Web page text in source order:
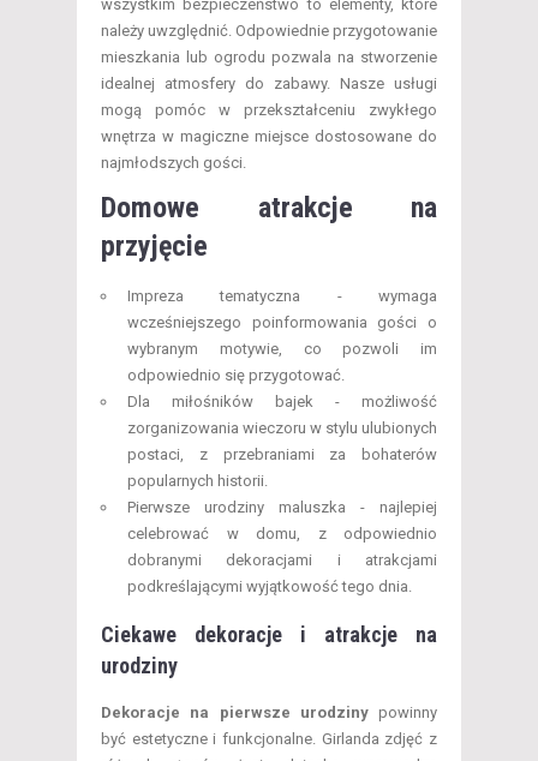
wszystkim bezpieczeństwo to elementy, które
należy uwzględnić. Odpowiednie przygotowanie
mieszkania lub ogrodu pozwala na stworzenie
idealnej atmosfery do zabawy. Nasze usługi
mogą pomóc w przekształceniu zwykłego
wnętrza w magiczne miejsce dostosowane do
najmłodszych gości.
Domowe atrakcje na
przyjęcie
Impreza tematyczna - wymaga
wcześniejszego poinformowania gości o
wybranym motywie, co pozwoli im
odpowiednio się przygotować.
Dla miłośników bajek - możliwość
zorganizowania wieczoru w stylu ulubionych
postaci, z przebraniami za bohaterów
popularnych historii.
Pierwsze urodziny maluszka - najlepiej
celebrować w domu, z odpowiednio
dobranymi dekoracjami i atrakcjami
podkreślającymi wyjątkowość tego dnia.
Ciekawe dekoracje i atrakcje na
urodziny
Dekoracje na pierwsze urodzinypowinny
być estetyczne i funkcjonalne. Girlanda zdjęć z